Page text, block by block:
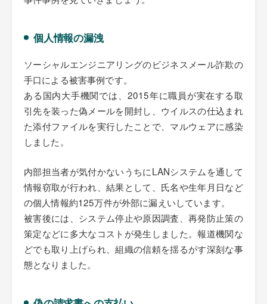
個人情報の漏洩
ソーシャルエンジニアリングのビジネスメール詐欺の
手口による被害事例です。
ある国内大手機関では、2015年に職員が実在する取
引先を装った偽メールを開封し、ウイルスの仕込まれ
た添付ファイルを実行したことで、マルウェアに感染
しました。
内部担当者が気付かないうちにLANシステムを通して
情報窃取が行われ、結果として、氏名や生年月日など
の個人情報約125万件が外部に漏えいしています。
被害後には、システム停止や原因調査、再発防止策の
策定などに多大なコストが発生しました。報道機関な
どでも取り上げられ、組織の信頼を揺るがす深刻な事
態となりました。